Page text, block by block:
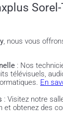
, nous vous
: Nos
En
: Visitez notre
et obtenez des